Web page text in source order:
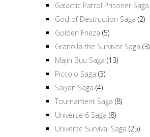
Galactic Patrol Prisoner Saga
God of Destruction Saga (2)
Golden Frieza (5)
Granolla the Survivor Saga (3)
Majin Buu Saga (13)
Piccolo Saga (3)
Saiyan Saga (4)
Tournament Saga (8)
Universe 6 Saga (8)
Universe Survival Saga (25)